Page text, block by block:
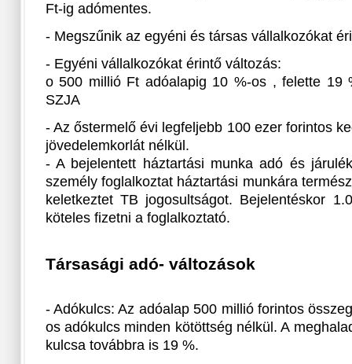
Ft-ig adómentes.
- Megszűnik az egyéni és társas vállalkozókat
- Egyéni vállalkozókat érintő változás:
o 500 millió Ft adóalapig 10 %-os , felette 19
SZJA
- Az őstermelő évi legfeljebb 100 ezer forintos
jövedelemkorlát nélkül.
- A bejelentett háztartási munka adó és
személy foglalkoztat háztartási munkára
keletkeztet TB jogosultságot. Bejelentéskor
köteles fizetni a foglalkoztató.
Társasági adó- változások
- Adókulcs: Az adóalap 500 millió forintos
os adókulcs minden kötöttség nélkül. A
kulcsa továbbra is 19 %.